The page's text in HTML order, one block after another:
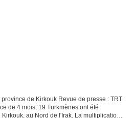
de Kirkouk Revue de presse : TRT
de 4 mois, 19 Turkmènes ont été
au Nord de l'Irak. La multiplication